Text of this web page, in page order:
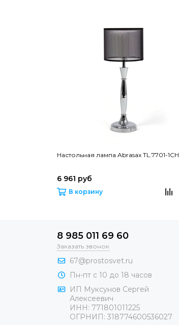
Настольная лампа Abrasax TL.7701-1CH
6 961 руб
В корзину
8 985 011 69 60
Заказать звонок
67@prostosvet.ru
Пн-пт с 10 до 18 часов
ИП Муксунов Сергей
Алексеевич
ИНН: 771801011225
ОГРНИП: 318774600536027